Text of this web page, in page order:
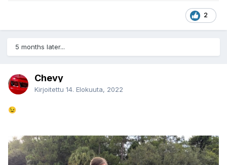
2
5 months later...
Chevy
Kirjoitettu 14. Elokuuta, 2022
😉